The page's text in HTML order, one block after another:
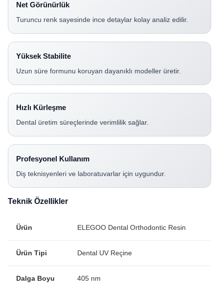
Net Görünürlük
Turuncu renk sayesinde ince detaylar kolay analiz edilir.
Yüksek Stabilite
Uzun süre formunu koruyan dayanıklı modeller üretir.
Hızlı Kürleşme
Dental üretim süreçlerinde verimlilik sağlar.
Profesyonel Kullanım
Diş teknisyenleri ve laboratuvarlar için uygundur.
Teknik Özellikler
Ürün ELEGOO Dental Orthodontic Resin
Ürün Tipi Dental UV Reçine
Dalga Boyu 405 nm